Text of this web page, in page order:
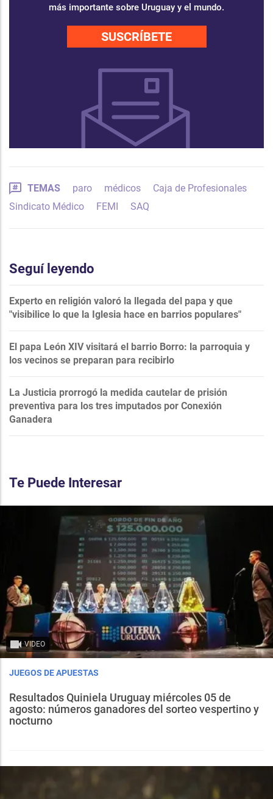
más importante sobre Uruguay y el mundo.
SUSCRÍBETE
TEMAS paro médicos
Caja de Profesionales
Sindicato Médico
FEMI SAQ
Seguí leyendo
Experto en religión valoró la llegada del papa y que
"visibilice lo que la Iglesia hace en barrios populares"
El papa León XIV visitará el barrio Borro: la parroquia y
los vecinos se preparan para recibirlo
La Justicia prorrogó la medida cautelar de prisión
preventiva para los tres imputados por Conexión
Ganadera
Te Puede Interesar
VIDEO
JUEGOS DE APUESTAS
Resultados Quiniela Uruguay miércoles 05 de
agosto: números ganadores del sorteo vespertino y
nocturno